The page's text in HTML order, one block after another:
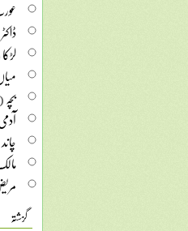
ڈاکٹر
لڑکا
بچہ
چاند
گزشتہ